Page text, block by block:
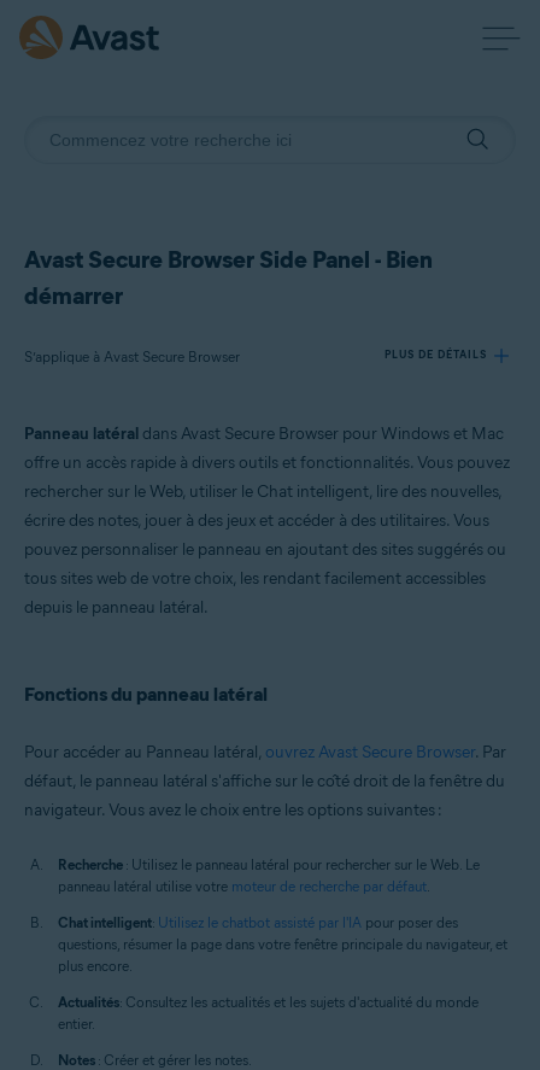
Avast Secure Browser Side Panel - Bien
démarrer
S’applique à Avast Secure Browser PLUS DE DÉTAILS
Systèmes d'exploitation:
Panneau latéral dans Avast Secure Browser pour Windows et Mac
offre un accès rapide à divers outils et fonctionnalités. Vous pouvez
rechercher sur le Web, utiliser le Chat intelligent, lire des nouvelles,
écrire des notes, jouer à des jeux et accéder à des utilitaires. Vous
pouvez personnaliser le panneau en ajoutant des sites suggérés ou
tous sites web de votre choix, les rendant facilement accessibles
depuis le panneau latéral.
Fonctions du panneau latéral
Pour accéder au Panneau latéral, ouvrez Avast Secure Browser. Par
défaut, le panneau latéral s'affiche sur le côté droit de la fenêtre du
navigateur. Vous avez le choix entre les options suivantes :
Recherche : Utilisez le panneau latéral pour rechercher sur le Web. Le
panneau latéral utilise votre moteur de recherche par défaut.
Chat intelligent: Utilisez le chatbot assisté par l'IA pour poser des
questions, résumer la page dans votre fenêtre principale du navigateur, et
plus encore.
Actualités: Consultez les actualités et les sujets d'actualité du monde
entier.
Notes : Créer et gérer les notes.